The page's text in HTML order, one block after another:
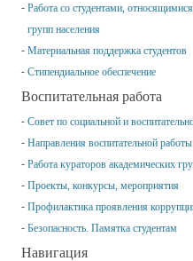
Работа со студентами,
групп населения
Материальная поддержка студентов
Стипендиальное обеспечение
Воспитательная работа
Совет по социальной и
Направления воспитательной работы
Работа кураторов академических
Проекты, конкурсы, мероприятия
Профилактика проявления
Безопасность. Памятка студентам
Навигация